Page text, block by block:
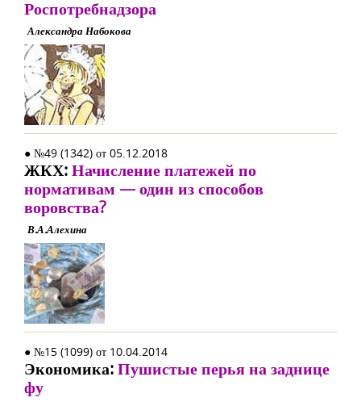
Роспотребнадзора
Александра Набокова
● №49 (1342) от 05.12.2018
ЖКХ:Начисление платежей по
нормативам — один из способов
воровства?
В.А.Алехина
● №15 (1099) от 10.04.2014
Экономика:Пушистые перья на заднице
фу